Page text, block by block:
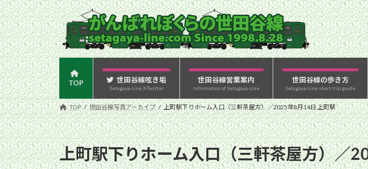
コ
ン
テ
ン
ツ
へ
ス
キ
ッ
プ
ナ
ビ
ゲ
ー
シ
ョ
ン
に
移
動
TOP 世田谷線呟き垢
Setagaya-Line X-Twitter
世田谷線営業案内
Information of Setagaya-Line
世田谷線の歩き方
Setagaya-Line short trip guide
TOP 世田谷線写真アーカイブ 上町駅下りホーム入口（三軒茶屋方）／2025年8月14日 上町駅
上町駅下りホーム入口（三軒茶屋方）／